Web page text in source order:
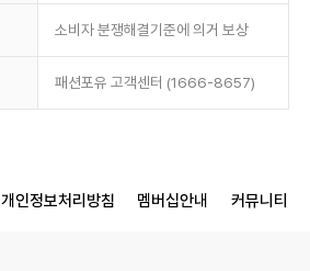
소비자 분쟁해결기준에 의거 보상
패션포유 고객센터 (1666-8657)
개인정보처리방침 멤버십안내 커뮤니티